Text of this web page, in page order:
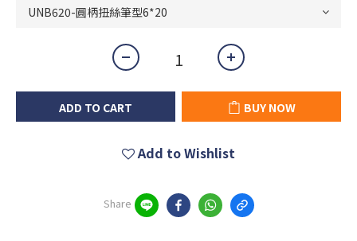
ADD TO CART BUY NOW
Add to Wishlist
Share